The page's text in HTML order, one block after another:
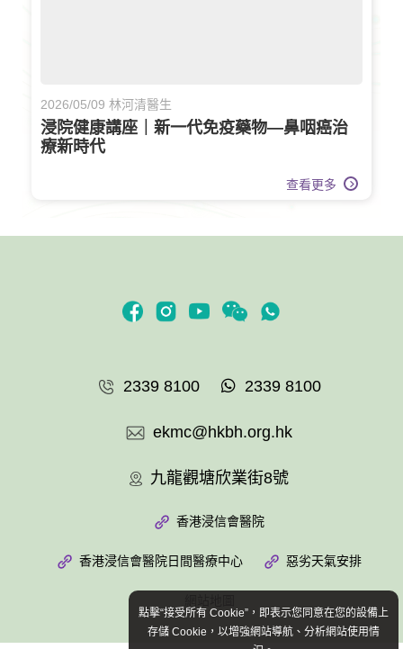
2026/05/09 林河清醫生
浸院健康講座｜新一代免疫藥物—鼻咽癌治
療新時代
查看更多
2339 8100 2339 8100
ekmc@hkbh.org.hk
九龍觀塘欣業街8號
香港浸信會醫院
香港浸信會醫院日間醫療中心 惡劣天氣安排
點擊“接受所有 Cookie”，即表示您同意在您的設備上
存儲 Cookie，以增強網站導航、分析網站使用情